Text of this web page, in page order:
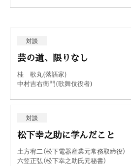
対談
芸の道、限りなし
桂 歌丸(落語家)
中村吉右衛門(歌舞伎役者)
対談
松下幸之助に学んだこと
土方宥二（松下電器産業元常務取締役）
六笠正弘（松下幸之助氏元秘書）